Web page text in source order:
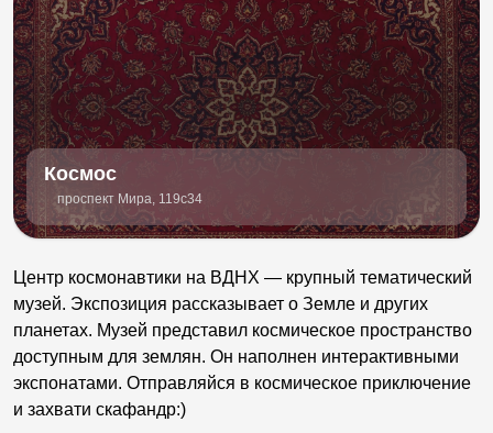
Космос
проспект Мира, 119с34
Центр космонавтики на ВДНХ — крупный тематический
музей. Экспозиция рассказывает о Земле и других
планетах. Музей представил космическое пространство
доступным для землян. Он наполнен интерактивными
экспонатами. Отправляйся в космическое приключение
и захвати скафандр:)